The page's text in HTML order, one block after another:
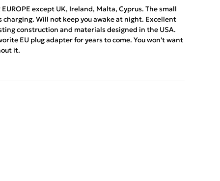
EUROPE except UK, Ireland, Malta, Cyprus. The small
Will not keep you awake at night. Excellent
construction and materials designed in the USA.
EU plug adapter for years to come. You won't want
it.